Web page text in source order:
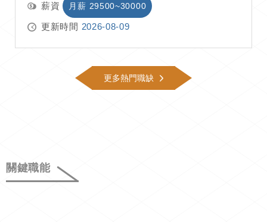
薪資 月薪 29500~30000
更新時間 2026-08-09
更多熱門職缺
關鍵職能